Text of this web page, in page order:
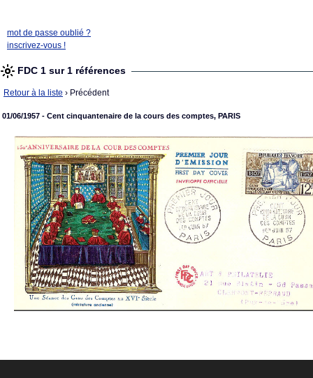
mot de passe oublié ?
inscrivez-vous !
FDC 1 sur 1 références
Retour à la liste › Précédent
01/06/1957 - Cent cinquantenaire de la cours des comptes, PARIS